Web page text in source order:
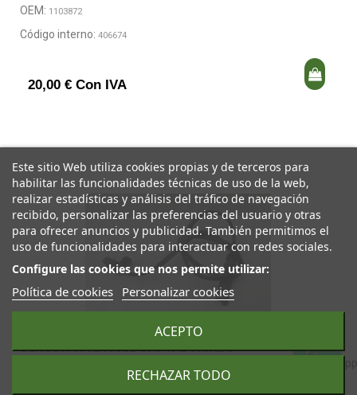
OEM: 1103872
Código interno: 406674
20,00 € Con IVA
SENSOR 676246602 CAPTADOR.ABS
BMW SERIE 1 BERLINA (E81/E87) 2.0 TURBODIESEL CAT
Este sitio Web utiliza cookies propias y de terceros para
habilitar las funcionalidades técnicas de uso de la web,
realizar estadísticas y análisis del tráfico de navegación
recibido, personalizar las preferencias del usuario y otras
para ofrecer anuncios y publicidad. También permitimos el
uso de funcionalidades para interactuar con redes sociales.
Configure las cookies que nos permite utilizar:
Política de cookies Personalizar cookies
RECHAZAR TODO
ACEPTO